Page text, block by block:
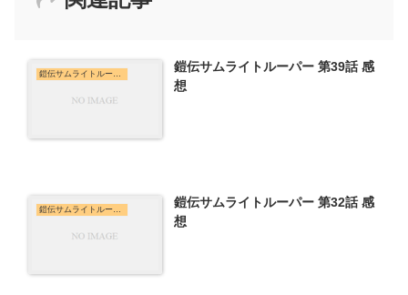
鎧伝サムライトルーパー
鎧伝サムライトルーパー 第39話 感
想
鎧伝サムライトルーパー
鎧伝サムライトルーパー 第32話 感
想